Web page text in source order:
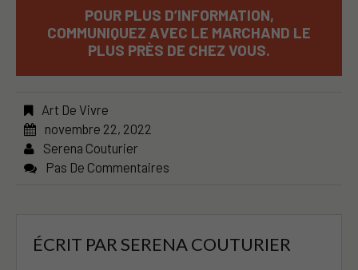
POUR PLUS D’INFORMATION,
COMMUNIQUEZ AVEC LE MARCHAND LE
PLUS PRÈS DE CHEZ VOUS.
Art De Vivre
novembre 22, 2022
Serena Couturier
Pas De Commentaires
ÉCRIT PARSERENA COUTURIER